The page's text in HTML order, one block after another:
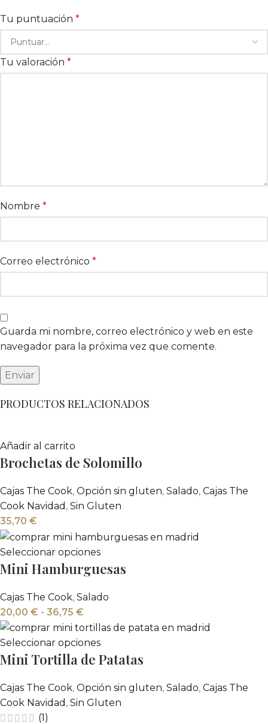
Tu puntuación *
Tu valoración *
Nombre *
Correo electrónico *
Guarda mi nombre, correo electrónico y web en este
navegador para la próxima vez que comente.
PRODUCTOS RELACIONADOS
Añadir al carrito
Brochetas de Solomillo
Cajas The Cook, Opción sin gluten, Salado, Cajas The
Cook Navidad , Sin Gluten
35,70 €
Seleccionar opciones
Mini Hamburguesas
Cajas The Cook, Salado
20,00 € - 36,75 €
Seleccionar opciones
Mini Tortilla de Patatas
Cajas The Cook, Opción sin gluten, Salado, Cajas The
Cook Navidad , Sin Gluten
(1)